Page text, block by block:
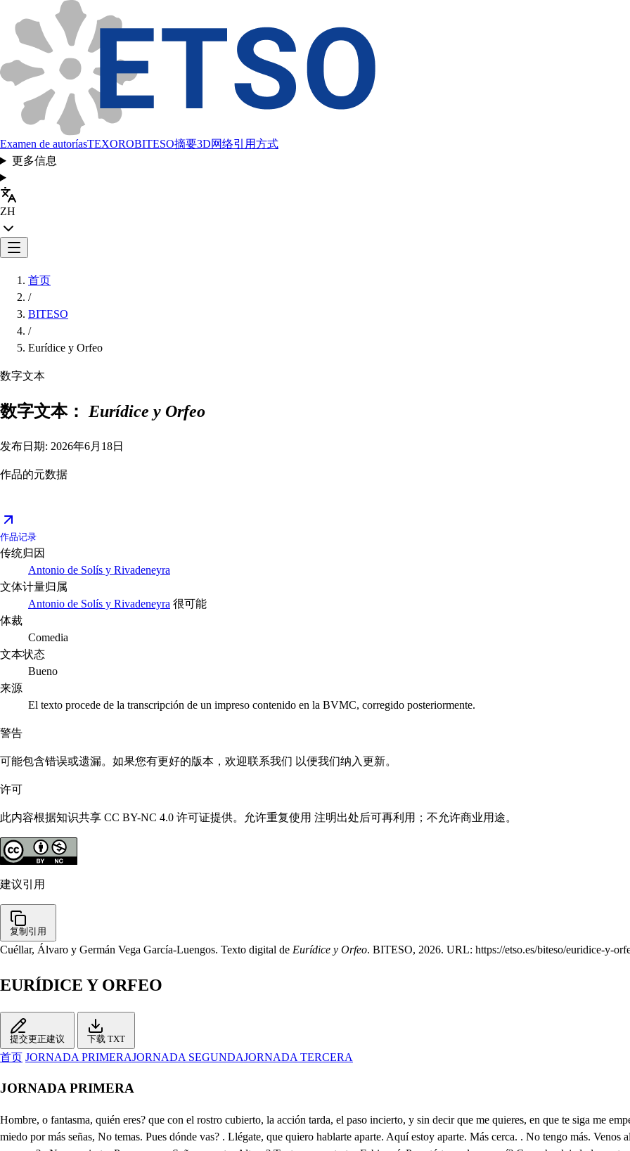
Examen de autoríasTEXOROBITESO摘要3D网络引用方式
更多信息
ZH
首页
/
BITESO
/
Eurídice y Orfeo
数字文本
数字文本： Eurídice y Orfeo
发布日期: 2026年6月18日
作品的元数据
作品记录
传统归因
Antonio de Solís y Rivadeneyra
文体计量归属
Antonio de Solís y Rivadeneyra 很可能
体裁
Comedia
文本状态
Bueno
来源
El texto procede de la transcripción de un impreso contenido en la BVMC, corregido posteriormente.
警告
可能包含错误或遗漏。如果您有更好的版本，欢迎联系我们 以便我们纳入更新。
许可
此内容根据知识共享 CC BY-NC 4.0 许可证提供。允许重复使用 注明出处后可再利用；不允许商业用途。
建议引用
复制引用
Cuéllar, Álvaro y Germán Vega García-Luengos. Texto digital de Eurídice y Orfeo. BITESO, 2026. URL: https://etso.es/biteso/euridice-y-
EURÍDICE Y ORFEO
提交更正建议 下载 TXT
首页 JORNADA PRIMERAJORNADA SEGUNDAJORNADA TERCERA
JORNADA PRIMERA
Hombre, o fantasma, quién eres? que con el rostro cubierto, la acción tarda, el paso incierto, y sin decir que me quieres, en que te siga me empeñas: este es cómo? hablas, o no? más señas haces? pues yo tengo miedo por más señas, No temas. Pues dónde vas? . Llégate, que quiero hablarte aparte. Aquí estoy aparte. Más cerca. . No tengo más. Venos alguien? . Solo estoy: aquí me matan a coces. Oye, pues. . Di. Me conoces? . No por cierto, Pues yo soy. Señor, vuestra Alteza? Tente, no me trates Fabio así. Pues tú tan solo, y aquí? Cerca he dejado la gente, porque me resuelvo a entrar en Tracia disimulado, y habiéndome adelantado te alcancé a ver, al llegar entre ese acompañamiento, y por no ser conocido, de esta suerte te he traído, donde ya te escucho atento lo que en Tarcia te ha pasado, pues viniéndote delante, quisiste ser vigilante espía de mi cuidado, y decirme antes que yo me descubra, si de Irene la rara hermosura tiene cuanto la fama le dio; puesto que a Tracia he llegado a festejarla rendido, de conveniencias movido, mas que de amor convocado. Mil novedades, señor, tengo que decir. . Di, pues, que yo te ofrezco después otra novedad mayor. También tienes relación? pues ya que voy a empezar, y que tú a luego pagar quieres prestar la atención: mira bien antes de oír, cual tiene en ti más poder, o la gana de saber, o la gana de decir? Di tú lo que has prevenido, que lo que a mí me ha pasado, es más para dilatado, porque cuando ha sucedido un pesar, vuelve a encender quien se atreve a repetirle, y viene a ser el decirle el segundo padecer. Pues ya que le echas en sal para decirle después, este mi suceso es, escucha por otra tal. Después, heroico Aristeo, Príncipe de Arcadia invicto, que me aparté de tu lado, con el curioso motivo de ver a la bella Infanta de Tracia, cuyo marido has de ser, y volver luego con las nuevas al camino, de si es tan hermosa, como casamenteros han dicho, en cuyas pinturas son milagros los basiliscos. Y después en fin de haber caminado, y discurrido por esta fragosa tierra, que armada de pardos riscos, y de impenetrables puertos, al caminante molido, le dice mil asperezas, que nunca llevan camino. A la Ciudad de Vizancio, Corte de este Reino antiguo, llegué cansado, y apenas empezaba divertido a ojear ese volumen de vistosos edificios, poniendo en lo más notable a mi atención por registro: Cuando (aquí te quiero atento) en un plaustro de oro fino, a quien arrastraban ocho porporcionados armiños, vena la bella Irene, yo no sé lo que me pinto, pero vaya de retrato: tu repara, que al cirlo no te me mueras de amores, porque sentiré infinito venir al pintar al muerto, queriendo pintar al vivo. Negro su cabello, es monstruo en el blanco frontispicio, porque nadie ha visto Negros en Alemania nacidos. Incapaz está de enmienda un rostro tan bien escrito, que sido borra el cabello, la frente lo saca en limpio. Las corbas cejas parecen alfanjes, no Damasquinos, que en vez de ser de damasco son de terciopelo liso. Sus mejillas me perdonen el silencio, que no digo el color de sus mejillas, porque es vergüenza decirlo. La hermosura de sus ojos, no sigue el común estilo, sin duda para matarte se los hicieron hechizos. Dormidos buscan las almas, y las cautivan dormidos, y aunque dicen siempre presos, nunca la soltura han dicho. Como nadie los atiende, que no muere de improviso, la boca está tamañita de ver tan cerca el peligro. Nácar es el labio intacto, abra el aliento nativo, pues que mucho que haya dentro aljófar como llovido. Cada una de sus manos el ignorante que ha dicho, que es una pella de nieve, no sabe cuantas son cinco. No he visto el pie, pero apuesto, que es tan agudo, y remiso, que siendo bien hecho, tiene calidades de bien dicho. El talle es todo un airoso proporcionado prodigio, miren que talle de estarse un hombre con su albedrío. Lo demás nadie lo puede afirmar, pero yo afirmo, que el faldellín es avaro, que es señal de que está rico. Yo apuesto que ahora estás bendiciendo muy fruncido a Júpiter, por hallarte en un empeño tan lindo. Pero escúchame otro poco, y dirás no muy bendito, porque en esta empresa tienes un competidor, que altivo te quiere ganar de mano, porque primero ha venido, El Príncipe Felisardo del de Macedonia hijo, ha muchos días que está festejándola rendido, y es bellaco para amante, porque es bellaco muy fino. Y el vulgo, que es árbitro ciego de los ajenos designios, como sin juicio se halla, de todo quiere hacer juicio: dice ya, que Felisardo de su afecto conducido, por el agrado de Irene, va caminando al cariño, y en dulce quietud disfruta ocios de favorecido. Esto, señor, esto fue lo que mi voz te previno, esta la beldad de Irene, este el riesgo que te aviso. No hay si no decir quién eres, y tratar de ser más digno, que Felisardo, y echarle del puesto que se ha adquirido, sin desanimarte al ver su fineza en mejor sitio. Que llegando de refresco, tu parecerás más fino, porque siempre es el más tierno, el más reciente cariño. Y en los concursos de Amor, las mujeres de este siglo sientan en peor lugar al amante más antiguo. Mucho me hubiera asustado la novedad que me has dicho, si a tiempo no la escuchara, que el corazón impedido, está con todo mi aliento socorriendo otro peligro. Pues no sabremos, señor, que es lo que te ha sucedido en quince días no más que me aparté de contigo? Y quince días son pocos para haberse producido un pesar, que en un instante suele destruir un siglo? Helo de saber? . Sí, Fabio. Haslo de decir? . Sí, amigo. Pues déjate de rodeos, que por acá va el camino. Escucha, pues. . Ya me tienes de las orejas asido. Prosiguiendo mi viaje, después Fabio, como has dicho, que saliste de mi lado, en ese lugar vecino quise aguardar que volvieses con las nuevas que has traído; y ayer viendo que tardabas, me resolví inadvertido a entrar oculto en Bizancio: quien creyera, Fabio amigo, que en esta resolución se escondiera mi peligro. Era la estación del día, en que al albor matutino, el céfiro imaginado cercaba de oro fingido, Cuando a perseguir las fieras de venablos impedido, con la gente que me sigue me desvié del camino. Y en ese intrincado bosque, del Sol ignorado sitio, siguiendo un ligero corzo, a quien hirió vengativo mi brazo, como si en él fuera el descuido delito, me condujeron sus huellas al seno más escondido, donde una risueña fuente, hija natural de un risco, fecunda un ameno prado, dando perenne principio a tres, o cuatro arroyuelos, que por desiguales giros, cruzando el rústico cuerpo, le son nervios cristalinos, por donde usurpan sus miembros alientos vegetativos. En medio, pues, de este hermoso imitado Paraíso; donde más puro el Fabonio daba a entender al sentido, que discurría templado, no solo en soplar benigno, si